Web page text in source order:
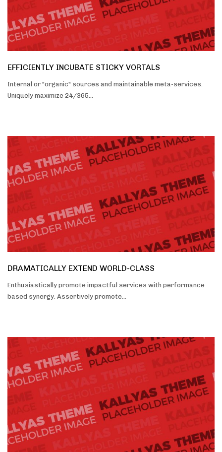
EFFICIENTLY INCUBATE STICKY VORTALS
Internal or "organic" sources and maintainable meta-services.
Uniquely maximize 24/365…
DRAMATICALLY EXTEND WORLD-CLASS
Enthusiastically promote impactful services with performance
based synergy. Assertively promote…